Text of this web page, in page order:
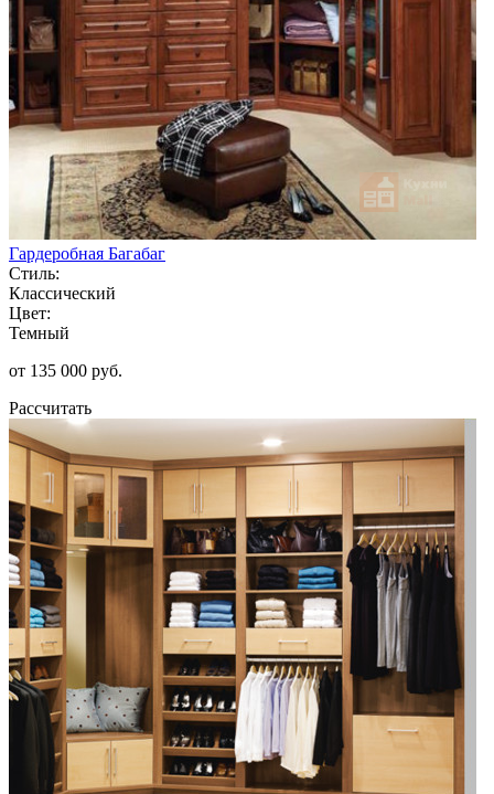
Гардеробная Багабаг
Стиль:
Классический
Цвет:
Темный
от 135 000 руб.
Рассчитать